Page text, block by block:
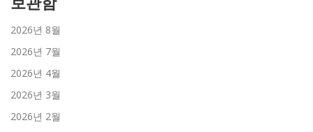
2026년 8월
2026년 7월
2026년 4월
2026년 3월
2026년 2월